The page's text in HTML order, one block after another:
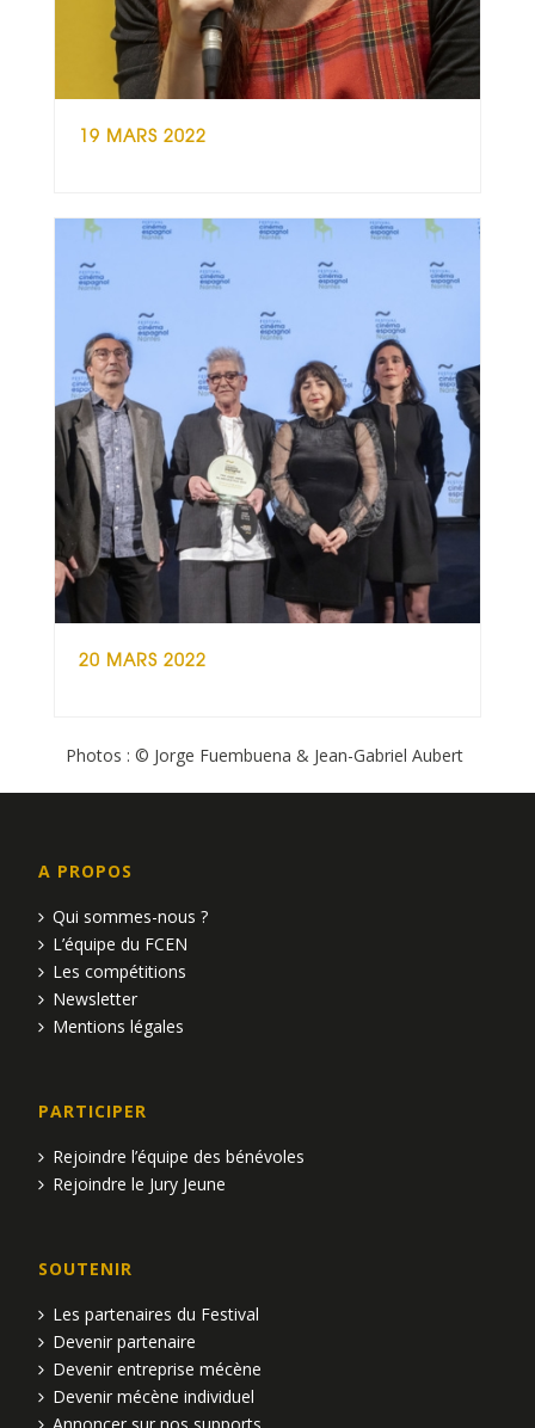
19 MARS 2022
20 MARS 2022
Photos : © Jorge Fuembuena & Jean-Gabriel Aubert
A PROPOS
Qui sommes-nous ?
L’équipe du FCEN
Les compétitions
Newsletter
Mentions légales
PARTICIPER
Rejoindre l’équipe des bénévoles
Rejoindre le Jury Jeune
SOUTENIR
Les partenaires du Festival
Devenir partenaire
Devenir entreprise mécène
Devenir mécène individuel